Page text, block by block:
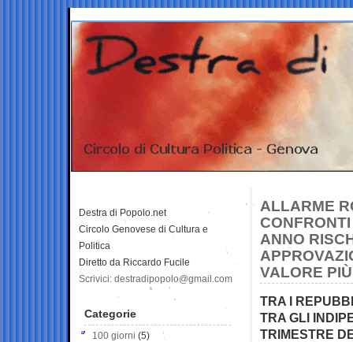
ALLARME
ANNO
VALORE
TRA I
TRA GLI
TRIMESTRE
Destra di Popolo.net
Circolo Genovese di Cultura e
Politica
Diretto da Riccardo Fucile
Scrivici: destradipopolo@gmail.com
Categorie
100 giorni (5)